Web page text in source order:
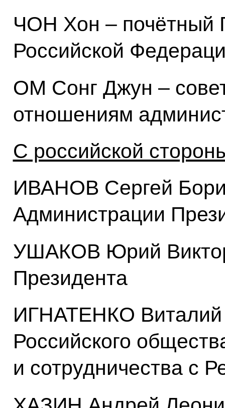
ЧОН Хон – почётный
Российской
ОМ Сонг Джун –
отношениям
С российской
ИВАНОВ Сергей
Администрации
УШАКОВ Юрий
Президента
ИГНАТЕНКО Виталий
Российского
и сотрудничества с